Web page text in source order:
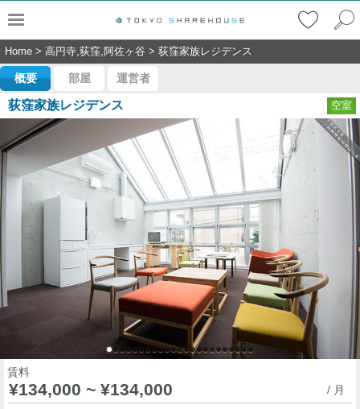
Home > 高円寺,荻窪,阿佐ヶ谷 > 荻窪家族レジデンス
概要 部屋 運営者
荻窪家族レジデンス 空室
賃料
¥134,000 ~ ¥134,000 / 月